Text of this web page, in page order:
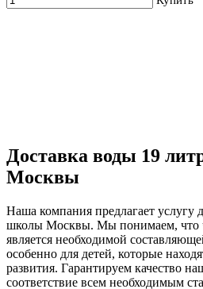
Доставка воды 19
Москвы
Наша компания предлагает услугу
школы Москвы. Мы понимаем, что
является необходимой
особенно для детей, которые
развития. Гарантируем качество
соответствие всем необходимым